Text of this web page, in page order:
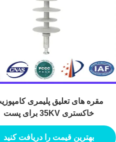
مقره های تعلیق پلیمری
خاکستری 35KV برای پست
بهترین قیمت را دریافت کنید